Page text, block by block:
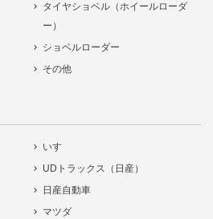
タイヤショベル（ホイールローダ
ー）
ショベルローダー
その他
いすゞ
UDトラックス（日産）
日産自動車
マツダ